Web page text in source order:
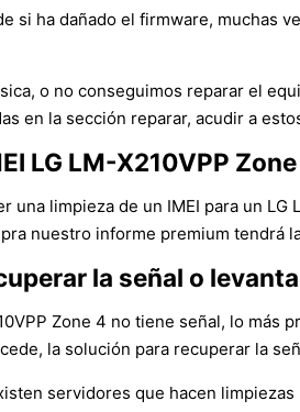
si ha dañado el firmware, muchas
o no conseguimos reparar el
en la sección reparar, acudir a
LG LM-X210VPP
una limpieza de un IMEI para un
nuestro informe premium tendrá
la señal o
Zone 4 no tiene señal, lo más
la solución para recuperar la
servidores que hacen